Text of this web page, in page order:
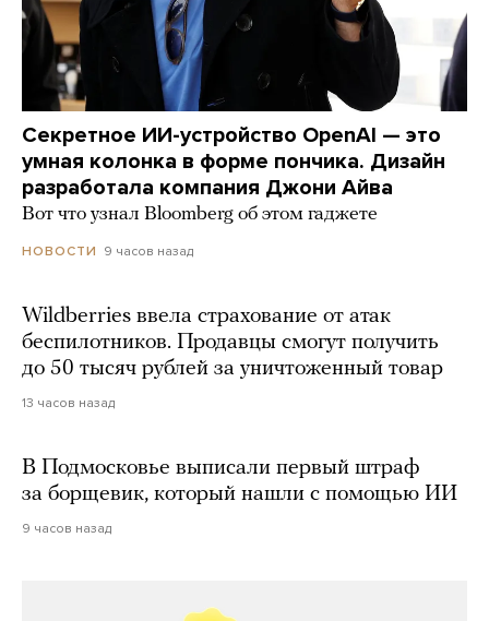
Секретное ИИ-устройство OpenAI — это
умная колонка в форме пончика. Дизайн
разработала компания Джони Айва
Вот что узнал Bloomberg об этом гаджете
НОВОСТИ 9 часов назад
Wildberries ввела страхование от атак
беспилотников. Продавцы смогут получить
до 50 тысяч рублей за уничтоженный товар
13 часов назад
В Подмосковье выписали первый штраф
за борщевик, который нашли с помощью ИИ
9 часов назад